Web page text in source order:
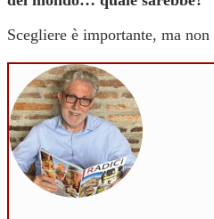
Scegliere è importante, ma non